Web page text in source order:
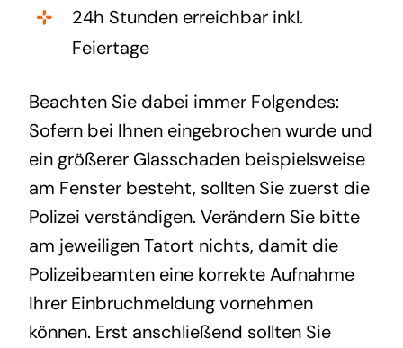
24h Stunden erreichbar inkl.
Feiertage
Beachten Sie dabei immer Folgendes:
Sofern bei Ihnen eingebrochen wurde und
ein größerer Glasschaden beispielsweise
am Fenster besteht, sollten Sie zuerst die
Polizei verständigen. Verändern Sie bitte
am jeweiligen Tatort nichts, damit die
Polizeibeamten eine korrekte Aufnahme
Ihrer Einbruchmeldung vornehmen
können. Erst anschließend sollten Sie